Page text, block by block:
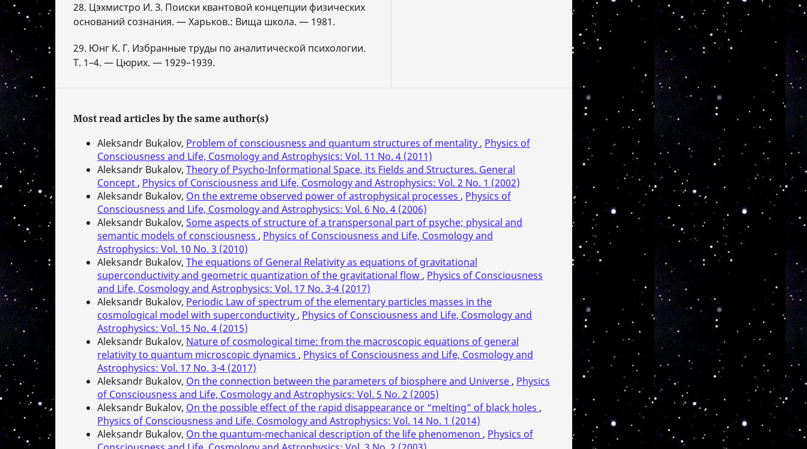
28. Цэхмистро И. З. Поиски квантовой концепции физических
оснований сознания. — Харьков.: Вища школа. — 1981.
29. Юнг К. Г. Избранные труды по аналитической психологии.
Т. 1–4. — Цюрих. — 1929–1939.
Most read articles by the same author(s)
Aleksandr Bukalov, Problem of consciousness and quantum structures of mentality , Physics of
Consciousness and Life, Cosmology and Astrophysics: Vol. 11 No. 4 (2011)
Aleksandr Bukalov, Theory of Psycho-Informational Space, its Fields and Structures. General
Concept , Physics of Consciousness and Life, Cosmology and Astrophysics: Vol. 2 No. 1 (2002)
Aleksandr Bukalov, On the extreme observed power of astrophysical processes , Physics of
Consciousness and Life, Cosmology and Astrophysics: Vol. 6 No. 4 (2006)
Aleksandr Bukalov, Some aspects of structure of a transpersonal part of psyche; physical and
semantic models of consciousness , Physics of Consciousness and Life, Cosmology and
Astrophysics: Vol. 10 No. 3 (2010)
Aleksandr Bukalov, The equations of General Relativity as equations of gravitational
superconductivity and geometric quantization of the gravitational flow , Physics of Consciousness
and Life, Cosmology and Astrophysics: Vol. 17 No. 3-4 (2017)
Aleksandr Bukalov, Periodic Law of spectrum of the elementary particles masses in the
cosmological model with superconductivity , Physics of Consciousness and Life, Cosmology and
Astrophysics: Vol. 15 No. 4 (2015)
Aleksandr Bukalov, Nature of cosmological time: from the macroscopic equations of general
relativity to quantum microscopic dynamics , Physics of Consciousness and Life, Cosmology and
Astrophysics: Vol. 17 No. 3-4 (2017)
Aleksandr Bukalov, On the connection between the parameters of biosphere and Universe , Physics
of Consciousness and Life, Cosmology and Astrophysics: Vol. 5 No. 2 (2005)
Aleksandr Bukalov, On the possible effect of the rapid disappearance or “melting” of black holes ,
Physics of Consciousness and Life, Cosmology and Astrophysics: Vol. 14 No. 1 (2014)
Aleksandr Bukalov, On the quantum-mechanical description of the life phenomenon , Physics of